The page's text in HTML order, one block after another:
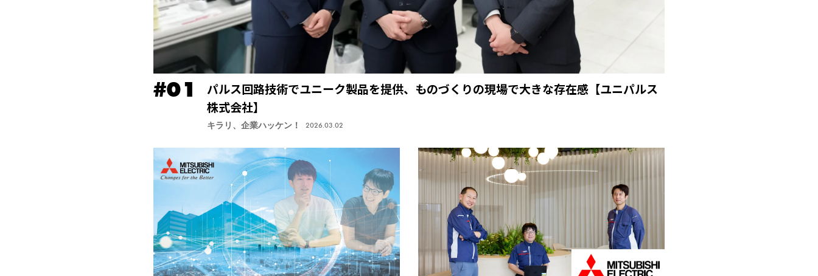
パルス回路技術でユニーク製品を提供、ものづくりの現場で大きな存在感【ユニパルス
株式会社】
キラリ、企業ハッケン！ 2026.03.02